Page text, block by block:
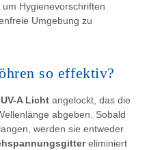
Hygienevorschriften
Umgebung zu
so effektiv?
UV-A Licht angelockt, das die
abgeben. Sobald
werden sie entweder
eliminiert